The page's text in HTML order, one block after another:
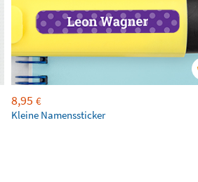
8,95 €
Kleine Namenssticker